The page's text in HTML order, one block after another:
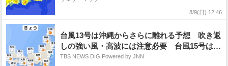
8/9(日) 12:46
台風13号は沖縄からさらに離れる予想 吹き返
しの強い風・高波には注意必要 台風15号は今
後も西よりに進み11日か12日ごろに北日本・東
TBS NEWS DIG Powered by JNN